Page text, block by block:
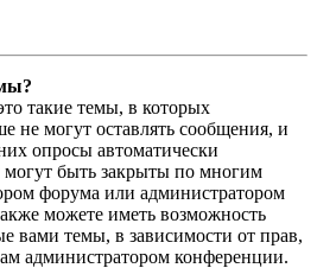
такие темы, в которых
не могут оставлять сообщения, и
опросы автоматически
быть закрыты по многим
форума или администратором
можете иметь возможность
вами темы, в зависимости от прав,
администратором конференции.